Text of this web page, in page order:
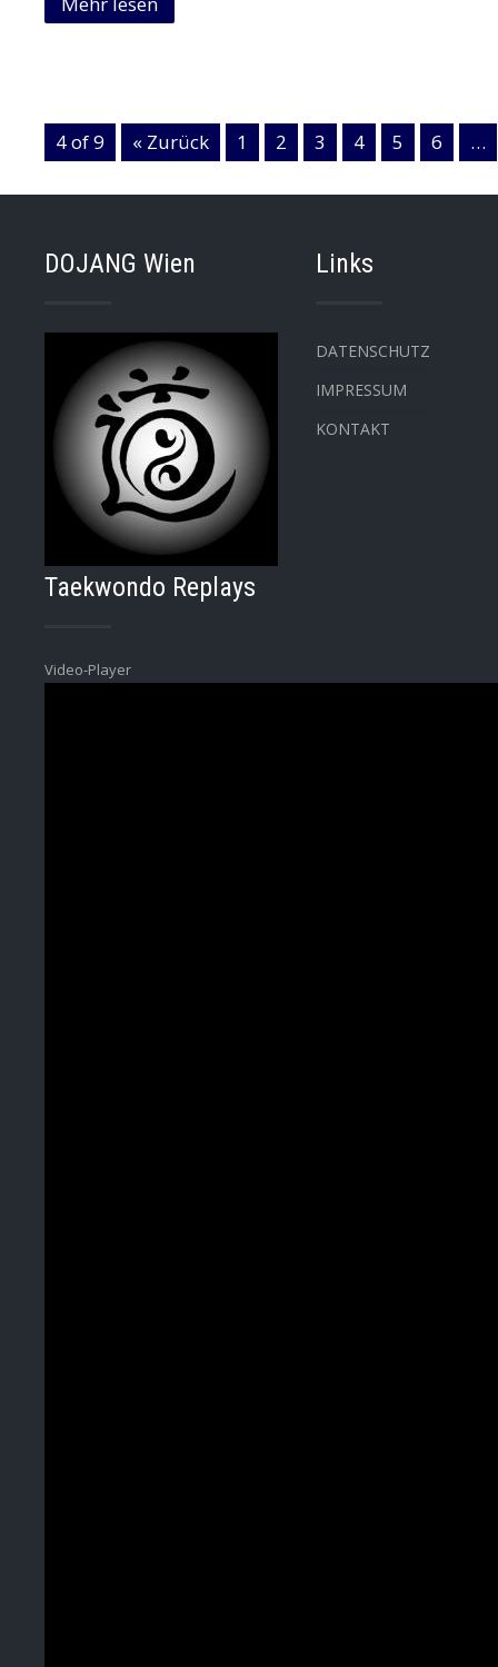
4 of 9 « Zurück 1 2 3 4 5 6 …
DOJANG Wien Links
DATENSCHUTZ
IMPRESSUM
KONTAKT
Taekwondo Replays
Video-Player